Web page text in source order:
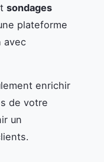
sondages
plateforme
avec
enrichir
de votre
un